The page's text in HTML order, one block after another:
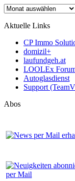
Archiv
Aktuelle Links
CP Immo
domizil+
laufundgeh.at
LOOLEx
Autoglasdienst
Support
Abos